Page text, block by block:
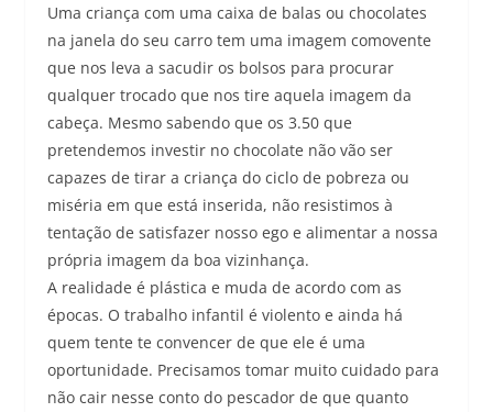
Uma criança com uma caixa de balas ou chocolates
na janela do seu carro tem uma imagem comovente
que nos leva a sacudir os bolsos para procurar
qualquer trocado que nos tire aquela imagem da
cabeça. Mesmo sabendo que os 3.50 que
pretendemos investir no chocolate não vão ser
capazes de tirar a criança do ciclo de pobreza ou
miséria em que está inserida, não resistimos à
tentação de satisfazer nosso ego e alimentar a nossa
própria imagem da boa vizinhança.
A realidade é plástica e muda de acordo com as
épocas. O trabalho infantil é violento e ainda há
quem tente te convencer de que ele é uma
oportunidade. Precisamos tomar muito cuidado para
não cair nesse conto do pescador de que quanto